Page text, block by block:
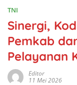
TNI
Sinergi,
Pemkab
Pelayanan
Editor
11 Mei 2026